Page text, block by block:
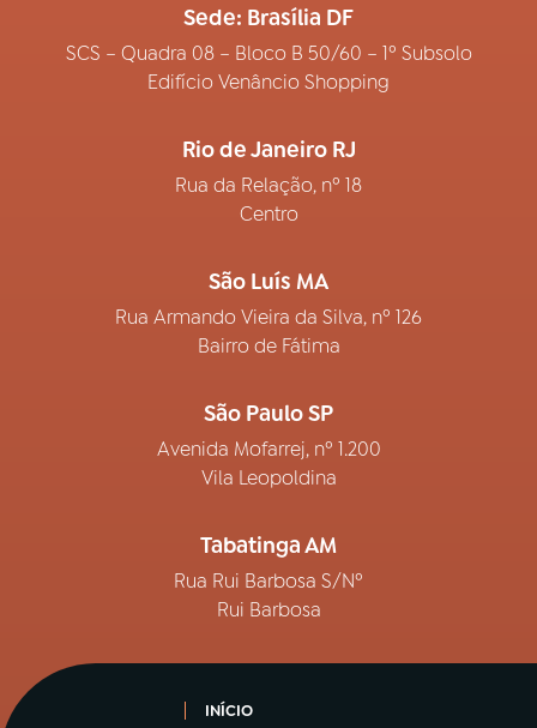
Sede: Brasília DF
SCS – Quadra 08 – Bloco B 50/60 – 1º Subsolo
Edifício Venâncio Shopping
Rio de Janeiro RJ
Rua da Relação, nº 18
Centro
São Luís MA
Rua Armando Vieira da Silva, nº 126
Bairro de Fátima
São Paulo SP
Avenida Mofarrej, nº 1.200
Vila Leopoldina
Tabatinga AM
Rua Rui Barbosa S/Nº
Rui Barbosa
INÍCIO